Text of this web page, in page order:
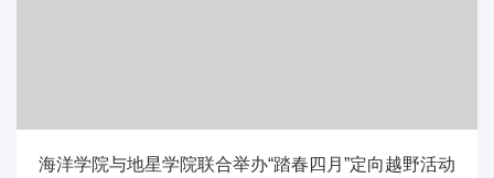
海洋学院与地星学院联合举办“踏春四月”定向越野活动